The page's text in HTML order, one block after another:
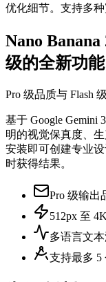
优化细节。支持多
Nano
级的全新功能
Pro 级品质与 Flash
基于 Google Gemini
明的视觉保真度、
安装即可创建专业
时获得结果。
Pro 级输出
512px 至
多语言文
支持最多 5